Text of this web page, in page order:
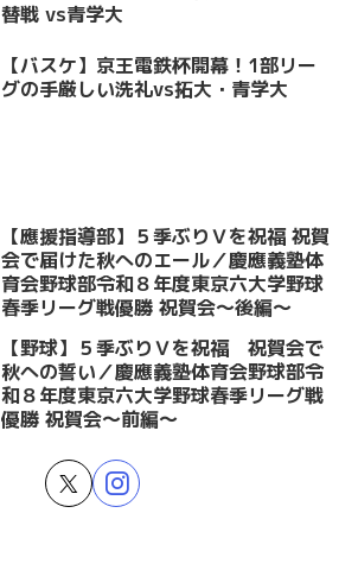
替戦 vs青学大
【バスケ】京王電鉄杯開幕！1部リー
グの手厳しい洗礼vs拓大・青学大
【應援指導部】５季ぶりＶを祝福 祝賀
会で届けた秋へのエール／慶應義塾体
育会野球部令和８年度東京六大学野球
春季リーグ戦優勝 祝賀会～後編～
【野球】５季ぶりＶを祝福 祝賀会で
秋への誓い／慶應義塾体育会野球部令
和８年度東京六大学野球春季リーグ戦
優勝 祝賀会～前編～